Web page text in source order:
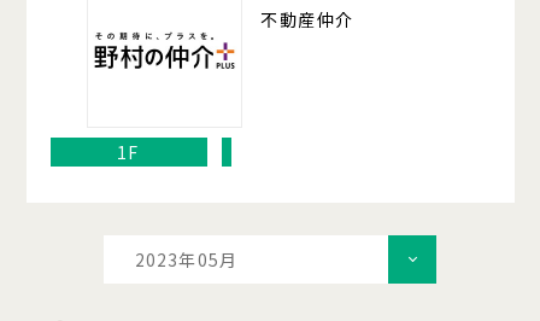
不動産仲介
1F
2023年05月